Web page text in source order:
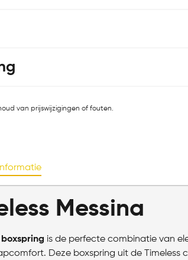
van prijswijzigingen of fouten.
Messina
boxspring is de perfecte combinatie van
Deze boxspring uit de Timeless